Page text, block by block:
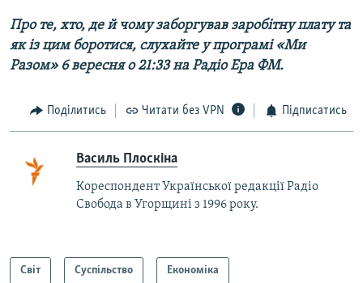
Про те, хто, де й чому заборгував заробітну плату та
як із цим боротися, слухайте у програмі «Ми
Разом» 6 вересня о 21:33 на Радіо Ера ФМ.
Поділитись Читати без VPN Підписатись
Василь Плоскіна
Кореспондент Української редакції Радіо
Свобода в Угорщині з 1996 року.
Світ Суспільство Економіка